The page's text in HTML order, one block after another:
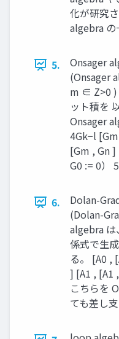
化が研究
algebra の
5.
Onsager
(Onsager
m ∈ Z>0 )
ット積を
Onsager
4Gk−l
[Gm , Gn ]
G0 := 0） 5
6.
Dolan-
(Dolan-
algebra は
係式で生
る。 [A0 ,
] [A1 , [A1
こちらを
ても差し